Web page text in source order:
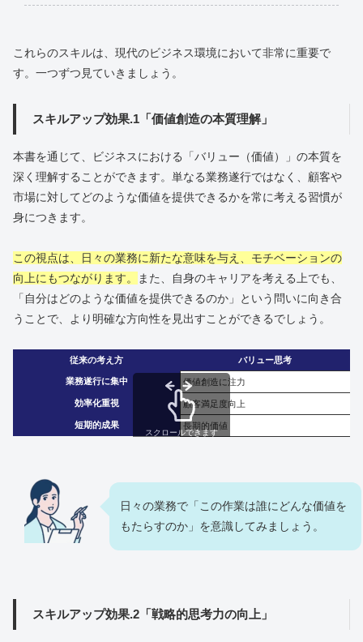
これらのスキルは、現代のビジネス環境において非常に重要で
す。一つずつ見ていきましょう。
スキルアップ効果.1「価値創造の本質理解」
本書を通じて、ビジネスにおける「バリュー（価値）」の本質を
深く理解することができます。単なる業務遂行ではなく、顧客や
市場に対してどのような価値を提供できるかを常に考える習慣が
身につきます。
この視点は、日々の業務に新たな意味を与え、モチベーションの
向上にもつながります。
また、自身のキャリアを考える上でも、
「自分はどのような価値を提供できるのか」という問いに向き合
うことで、より明確な方向性を見出すことができるでしょう。
従来の考え方 バリュー思考
業務遂行に集中 価値創造に注力
効率化重視 顧客満足度向上
短期的成果 長期的価値
スクロールできます
日々の業務で「この作業は誰にどんな価値を
もたらすのか」を意識してみましょう。
スキルアップ効果.2「戦略的思考力の向上」